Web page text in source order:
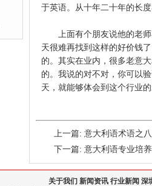
于英语。从十年二十年的长
上面有个朋友说他的老师
天很难再找到这样的好价钱
的。其实在业内，很多老意
的。我说的对不对，你可以
天，就能够体会到这个行业
上一篇: 意大利语术语之
下一篇: 意大利语专业培
关于我们 新闻资讯 行业新闻 深